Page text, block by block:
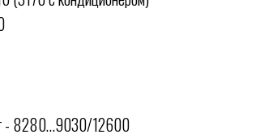
- 8280…9030/12600